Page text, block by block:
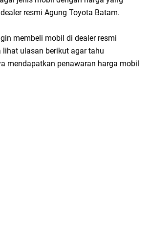
resmi Agung Toyota Batam.
membeli mobil di dealer resmi
lihat ulasan berikut agar tahu
mendapatkan penawaran harga mobil